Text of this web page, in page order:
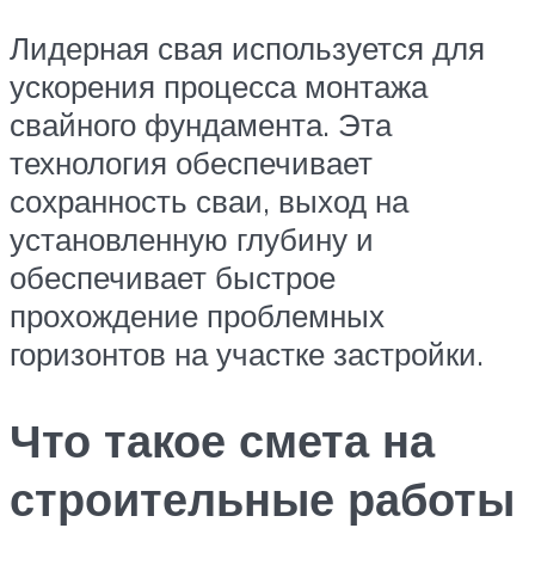
Лидерная свая используется для
ускорения процесса монтажа
свайного фундамента. Эта
технология обеспечивает
сохранность сваи, выход на
установленную глубину и
обеспечивает быстрое
прохождение проблемных
горизонтов на участке застройки.
Что такое смета на
строительные работы